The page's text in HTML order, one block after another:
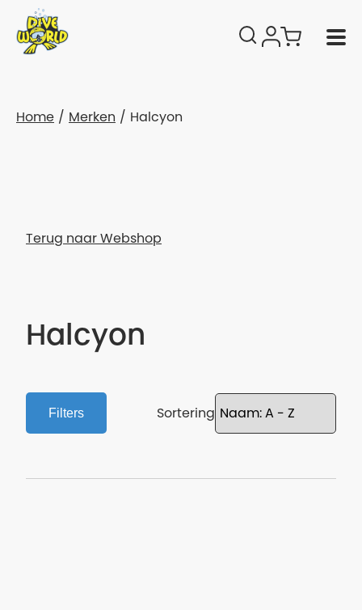
Home Merken Halcyon
Terug naar Webshop
Halcyon
Filters Sortering